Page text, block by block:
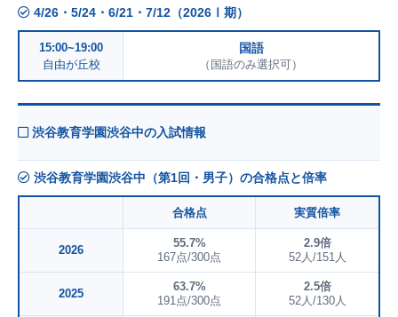
4/26・5/24・6/21・7/12（2026Ⅰ期）
15:00~19:00
自由が丘校
国語
（国語のみ選択可）
渋谷教育学園渋谷中の入試情報
渋谷教育学園渋谷中（第1回・男子）の合格点と倍率
合格点 実質倍率
2026
55.7%
167点/300点
2.9倍
52人/151人
2025
63.7%
191点/300点
2.5倍
52人/130人